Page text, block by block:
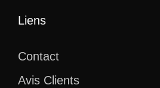
Liens
Contact
Avis Clients